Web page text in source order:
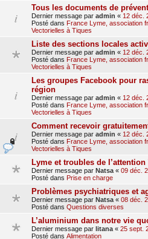
Tous les documents de
Dernier message par admin « 12 déc.
Posté dans France Lyme, association
Vectorielles à Tiques
Liste des sections locales
Dernier message par admin « 12 déc.
Posté dans France Lyme, association
Vectorielles à Tiques
Les groupes Facebook pour
région
Dernier message par admin « 12 déc.
Posté dans France Lyme, association
Vectorielles à Tiques
Comment recevoir
Dernier message par admin « 12 déc.
Posté dans France Lyme, association
Vectorielles à Tiques
Lyme et troubles de l’attention
Dernier message par Natsa « 09 déc.
Posté dans Prise en charge
Problèmes psychiatriques et
Dernier message par Natsa « 08 déc.
Posté dans Questions diverses
L’aluminium dans notre vie
Dernier message par litana « 25 sept.
Posté dans Alimentation